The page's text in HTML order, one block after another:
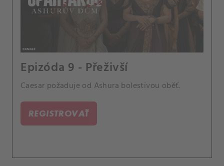
Epizóda 9 - Přeživší
Caesar požaduje od Ashura bolestivou oběť.
REGISTROVAŤ